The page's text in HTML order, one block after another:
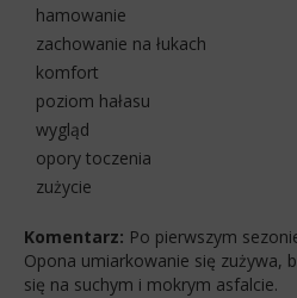
hamowanie
zachowanie na łukach
komfort
poziom hałasu
wygląd
opory toczenia
zużycie
Komentarz: Po pierwszym
Opona umiarkowanie się zużywa,
się na suchym i mokrym asfalcie.